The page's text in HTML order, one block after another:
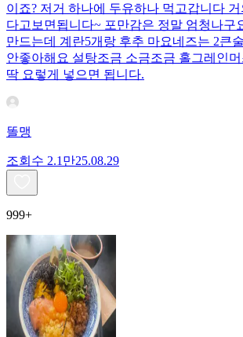
이죠? 저거 하나에 두유하나 먹고갑니다
다고보면됩니다~ 포만감은 정말 엄청나구
만드는데 계란5개랑 후추 마요네즈는 2큰
안좋아해요 설탕조금 소금조금 홀그레인
딱 요렇게 넣으면 됩니다.
똘맹
조회수 2.1만25.08.29
999+